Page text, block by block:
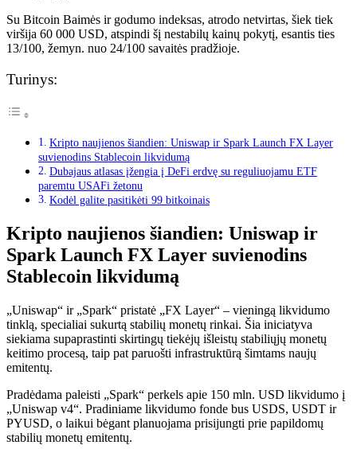
Su Bitcoin Baimės ir godumo indeksas, atrodo netvirtas, šiek tiek
viršija 60 000 USD, atspindi šį nestabilų kainų pokytį, esantis ties
13/100, žemyn. nuo 24/100 savaitės pradžioje.
Turinys:
Kripto naujienos šiandien: Uniswap ir Spark Launch FX Layer
suvienodins Stablecoin likvidumą
Dubajaus atlasas įžengia į DeFi erdvę su reguliuojamu ETF
paremtu USAFi žetonu
Kodėl galite pasitikėti 99 bitkoinais
Kripto naujienos šiandien: Uniswap ir
Spark Launch FX Layer suvienodins
Stablecoin likvidumą
„Uniswap“ ir „Spark“ pristatė „FX Layer“ – vieningą likvidumo
tinklą, specialiai sukurtą stabilių monetų rinkai. Šia iniciatyva
siekiama supaprastinti skirtingų tiekėjų išleistų stabiliųjų monetų
keitimo procesą, taip pat paruošti infrastruktūrą šimtams naujų
emitentų.
Pradėdama paleisti „Spark“ perkels apie 150 mln. USD likvidumo į
„Uniswap v4“. Pradiniame likvidumo fonde bus USDS, USDT ir
PYUSD, o laikui bėgant planuojama prisijungti prie papildomų
stabilių monetų emitentų.